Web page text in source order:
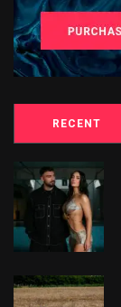
RECENT